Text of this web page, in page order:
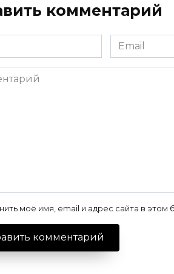
комментарий
Email
*
моё имя, email и адрес сайта в